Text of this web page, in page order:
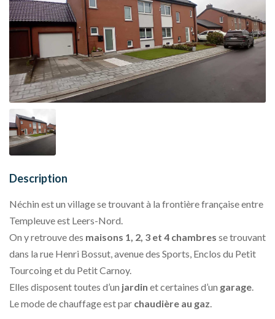
Description
Néchin est un village se trouvant à la frontière française entre
Templeuve est Leers-Nord.
On y retrouve des maisons 1, 2, 3 et 4 chambres se trouvant
dans la rue Henri Bossut, avenue des Sports, Enclos du Petit
Tourcoing et du Petit Carnoy.
Elles disposent toutes d’un jardin et certaines d’un garage.
Le mode de chauffage est par chaudière au gaz.